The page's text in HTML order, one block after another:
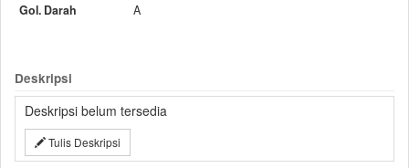
Gol. Darah
A
Deskripsi
Deskripsi belum tersedia
Tulis Deskripsi